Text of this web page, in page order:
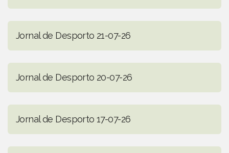
Jornal de Desporto 21-07-26
Jornal de Desporto 20-07-26
Jornal de Desporto 17-07-26